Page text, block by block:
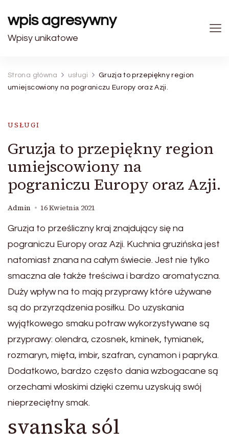
wpis agresywny
Wpisy unikatowe
Strona główna usługi
Gruzja to przepiękny region
umiejscowiony na pograniczu Europy oraz Azji.
USŁUGI
Gruzja to przepiękny region
umiejscowiony na
pograniczu Europy oraz Azji.
Admin 16 Kwietnia 2021
Gruzja to prześliczny kraj znajdujący się na
pograniczu Europy oraz Azji. Kuchnia gruzińska jest
natomiast znana na całym świecie. Jest nie tylko
smaczna ale także treściwa i bardzo aromatyczna.
Duży wpływ na to mają przyprawy które używane
są do przyrządzenia posiłku. Do uzyskania
wyjątkowego smaku potraw wykorzystywane są
przyprawy: olendra, czosnek, kminek, tymianek,
rozmaryn, mięta, imbir, szafran, cynamon i papryka.
Dodatkowo, bardzo często dania wzbogacane są
orzechami włoskimi dzięki czemu uzyskują swój
nieprzeciętny smak.
svanska sól